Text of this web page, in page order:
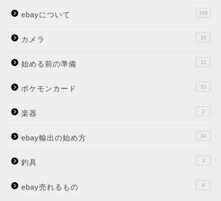
ebayについて 166
カメラ 16
始める前の準備 12
ポケモンカード 33
楽器 2
ebay輸出の始め方 34
釣具 3
ebay売れるもの 4